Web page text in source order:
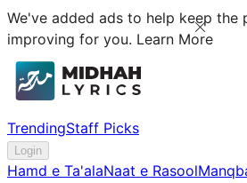
We've added ads to help keep the
improving for you. Learn More
TrendingStaff Picks
Login
Hamd e Ta'alaNaat e Rasool